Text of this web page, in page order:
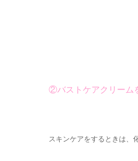
②バストケアクリーム
スキンケアをするときは、